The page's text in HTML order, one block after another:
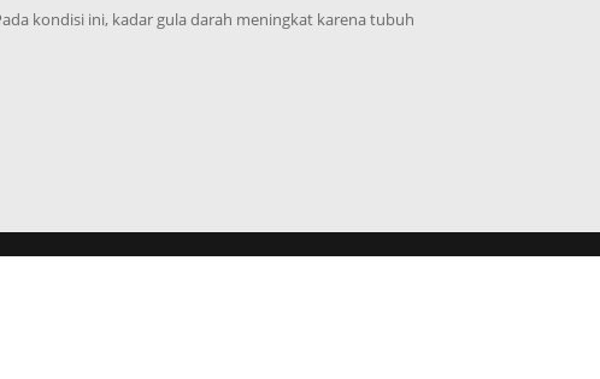
kondisi ini, kadar gula darah meningkat karena tubuh